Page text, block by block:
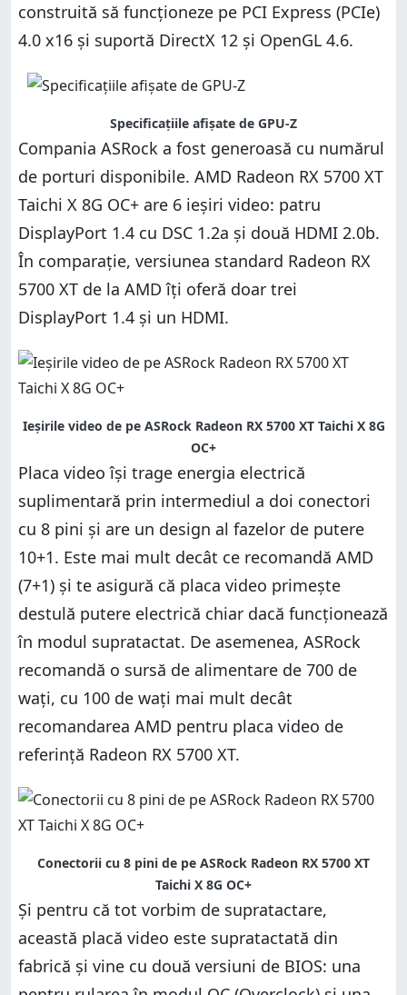
construită să funcționeze pe PCI Express (PCIe)
4.0 x16 și suportă DirectX 12 și OpenGL 4.6.
Specificațiile afișate de GPU-Z
Compania ASRock a fost generoasă cu numărul
de porturi disponibile. AMD Radeon RX 5700 XT
Taichi X 8G OC+ are 6 ieșiri video: patru
DisplayPort 1.4 cu DSC 1.2a și două HDMI 2.0b.
În comparație, versiunea standard Radeon RX
5700 XT de la AMD îți oferă doar trei
DisplayPort 1.4 și un HDMI.
Ieșirile video de pe ASRock Radeon RX 5700 XT Taichi X 8G
OC+
Placa video își trage energia electrică
suplimentară prin intermediul a doi conectori
cu 8 pini și are un design al fazelor de putere
10+1. Este mai mult decât ce recomandă AMD
(7+1) și te asigură că placa video primește
destulă putere electrică chiar dacă funcționează
în modul supratactat. De asemenea, ASRock
recomandă o sursă de alimentare de 700 de
wați, cu 100 de wați mai mult decât
recomandarea AMD pentru placa video de
referință Radeon RX 5700 XT.
Conectorii cu 8 pini de pe ASRock Radeon RX 5700 XT
Taichi X 8G OC+
Și pentru că tot vorbim de supratactare,
această placă video este supratactată din
fabrică și vine cu două versiuni de BIOS: una